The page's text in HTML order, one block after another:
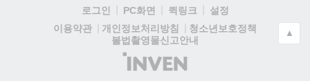
로그인 PC화면 퀵링크
설정
이용약관
개인정보처리방침
청소년보호정책
불법촬영물신고안내
(주)
인
▲